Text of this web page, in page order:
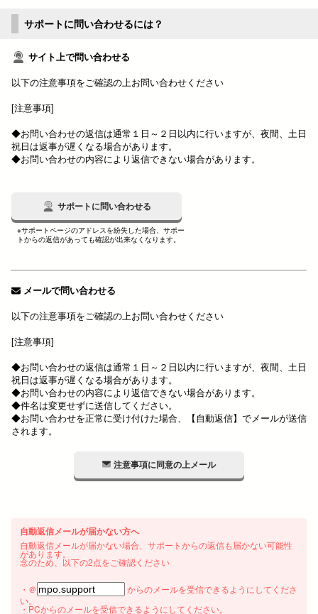
サポートに問い合わせるには？
サイト上で問い合わせる
以下の注意事項をご確認の上お問い合わせください
[注意事項]
◆お問い合わせの返信は通常１日～２日以内に行いますが、夜間、土日
祝日は返事が遅くなる場合があります。
◆お問い合わせの内容により返信できない場合があります。
サポートに問い合わせる
※サポートページのアドレスを紛失した場合、サポー
トからの返信があっても確認が出来なくなります。
メールで問い合わせる
以下の注意事項をご確認の上お問い合わせください
[注意事項]
◆お問い合わせの返信は通常１日～２日以内に行いますが、夜間、土日
祝日は返事が遅くなる場合があります。
◆お問い合わせの内容により返信できない場合があります。
◆件名は変更せずに送信してください。
◆お問い合わせを正常に受け付けた場合、【自動返信】でメールが送信
されます。
注意事項に同意の上メール
自動返信メールが届かない方へ
自動返信メールが届かない場合、サポートからの返信も届かない可能性
があります。
念のため、以下の2点をご確認ください
・＠
からのメールを受信できるようにしてくださ
い。
・PCからのメールを受信できるようにしてください。